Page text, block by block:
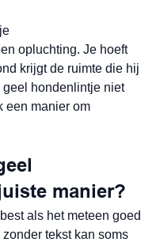
opluchting. Je hoeft
krijgt de ruimte die hij
geel hondenlintje niet
een manier om
manier?
als het meteen goed
tekst kan soms